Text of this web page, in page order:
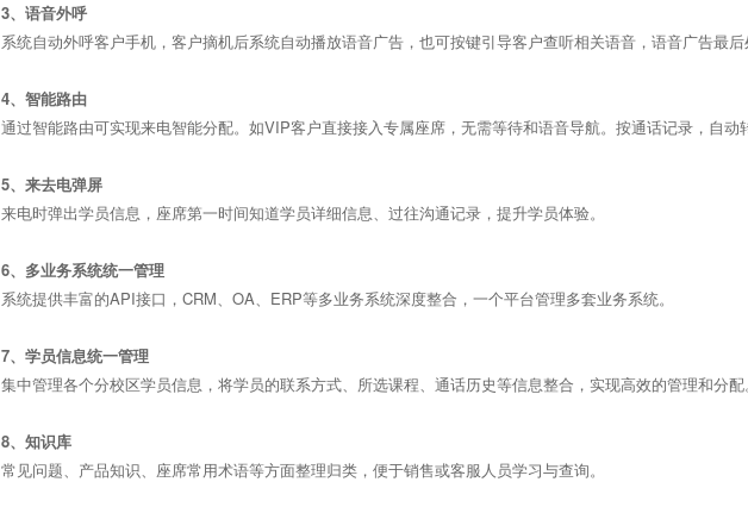
3、语音外呼
系统自动外呼客户手机，客户摘机后系统自动播放语音广告，也可按键引导客户查听相关语音，语音广告最
4、智能路由
通过智能路由可实现来电智能分配。如VIP客户直接接入专属座席，无需等待和语音导航。按通话记录，自
5、来去电弹屏
来电时弹出学员信息，座席第一时间知道学员详细信息、过往沟通记录，提升学员体验。
6、多业务系统统一管理
系统提供丰富的API接口，CRM、OA、ERP等多业务系统深度整合，一个平台管理多套业务系统。
7、学员信息统一管理
集中管理各个分校区学员信息，将学员的联系方式、所选课程、通话历史等信息整合，实现高效的管理和分配。
8、知识库
常见问题、产品知识、座席常用术语等方面整理归类，便于销售或客服人员学习与查询。